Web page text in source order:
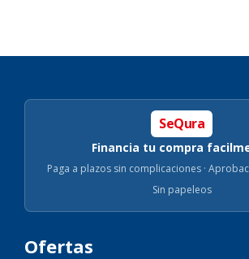
SeQura
Financia tu compra
Paga a plazos sin complicaciones ·
Sin papeleos
Ofertas